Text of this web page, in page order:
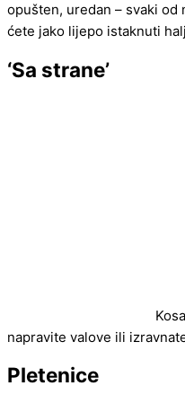
opušten, uredan – svaki od
ćete jako lijepo istaknuti
‘Sa strane’
napravite valove ili
Pletenice